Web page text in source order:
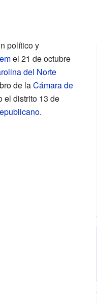
político y
el 21 de octubre
del Norte
de laCámara de
el distrito 13 de
.